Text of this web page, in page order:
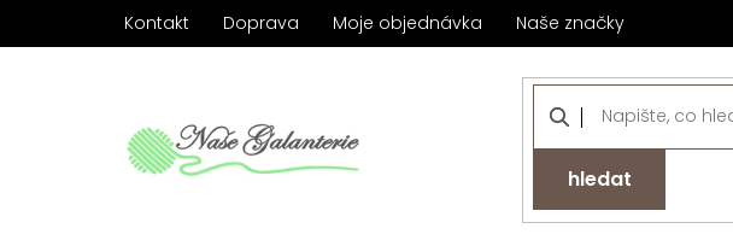
Kontakt Doprava Moje objednávka Naše značky
hledat